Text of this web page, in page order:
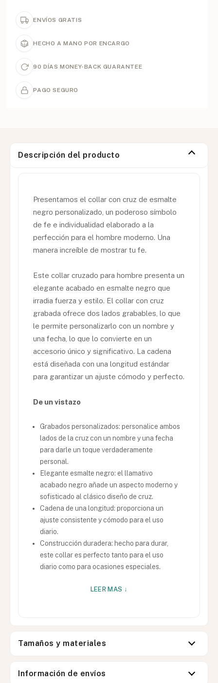
ENVÍOS GRATIS
HECHO A MANO POR ENCARGO
90 DÍAS MONEY-BACK GUARANTEE
PAGO SEGURO
Descripción del producto
Presentamos el collar con cruz de esmalte
negro personalizado, un poderoso símbolo
de fe e individualidad elaborado a la
perfección para el hombre moderno. Una
manera increíble de mostrar tu fe.
Este collar cruzado para hombre presenta un
elegante acabado en esmalte negro que
irradia fuerza y estilo. El collar con cruz
grabada ofrece dos lados grabables, lo que
le permite personalizarlo con un nombre y
una fecha, lo que lo convierte en un
accesorio único y significativo. La cadena
está diseñada con una longitud estándar
para garantizar un ajuste cómodo y perfecto.
De un vistazo
Grabados personalizados: personalice ambos
lados de la cruz con un nombre y una fecha
para darle un toque verdaderamente
personal.
Elegante esmalte negro: el llamativo
acabado negro añade un aspecto moderno y
sofisticado al clásico diseño de cruz.
Cadena de una longitud: proporciona un
ajuste consistente y cómodo para el uso
diario.
Construcción duradera: hecho para durar,
este collar es perfecto tanto para el uso
diario como para ocasiones especiales.
LEER MAS ↓
Tamaños y materiales
Información de envíos